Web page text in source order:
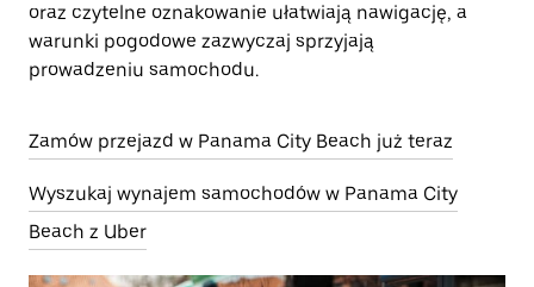
oraz czytelne oznakowanie ułatwiają nawigację, a
warunki pogodowe zazwyczaj sprzyjają
prowadzeniu samochodu.
Zamów przejazd w Panama City Beach już teraz
Wyszukaj wynajem samochodów w Panama City
Beach z Uber